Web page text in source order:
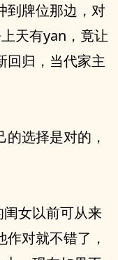
到牌位那边，对
天有yan，竟让
回归，当代家主
选择是对的，
女以前可从来
对就不错了，